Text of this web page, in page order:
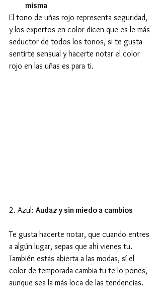
misma
El tono de uñas rojo representa seguridad,
y los expertos en color dicen que es le más
seductor de todos los tonos, si te gusta
sentirte sensual y hacerte notar el color
rojo en las uñas es para ti.
2. Azul: Audaz y sin miedo a cambios
Te gusta hacerte notar, que cuando entres
a algún lugar, sepas que ahí vienes tu.
También estás abierta a las modas, sí el
color de temporada cambia tu te lo pones,
aunque sea la más loca de las tendencias.